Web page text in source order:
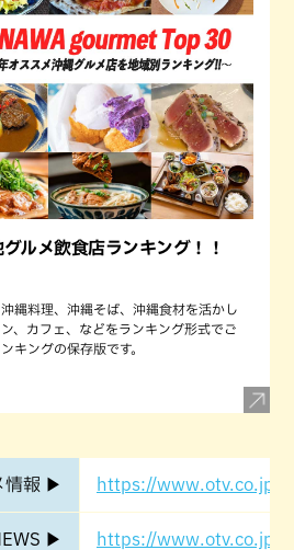
ルメ飲食店ランキング！！
縄料理、沖縄そば、沖縄食材を活かし
、カフェ、などをランキング形式でご
キングの保存版です。
情報 ▶ https://www.otv.co.jp/
▶ https://www.otv.co.jp/